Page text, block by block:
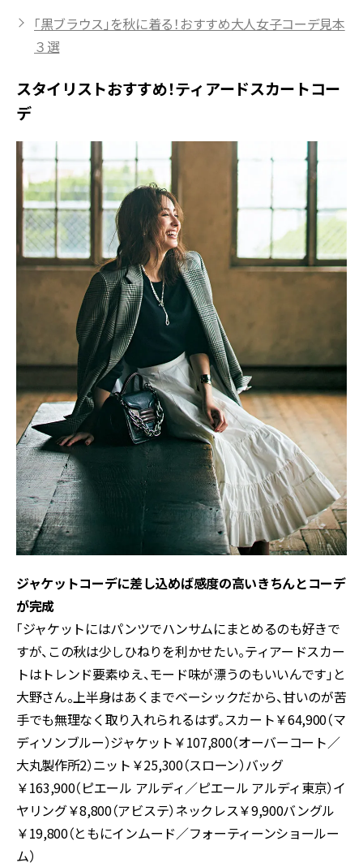
「黒ブラウス」を秋に着る！おすすめ大人女子コーデ見本
３選
スタイリストおすすめ！ティアードスカートコー
デ
ジャケットコーデに差し込めば感度の高いきちんとコーデ
が完成
「ジャケットにはパンツでハンサムにまとめるのも好きで
すが、この秋は少しひねりを利かせたい。ティアードスカー
トはトレンド要素ゆえ、モード味が漂うのもいいんです」と
大野さん。上半身はあくまでベーシックだから、甘いのが苦
手でも無理なく取り入れられるはず。スカート￥64,900（マ
ディソンブルー）ジャケット￥107,800（オーバーコート／
大丸製作所2）ニット￥25,300（スローン）バッグ
￥163,900（ピエール アルディ／ピエール アルディ東京）イ
ヤリング￥8,800（アビステ）ネックレス￥9,900バングル
￥19,800（ともにインムード／フォーティーンショールー
ム）